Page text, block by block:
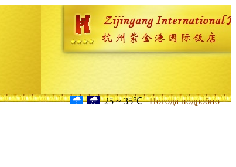
25 ~ 35℃ Погода подробно